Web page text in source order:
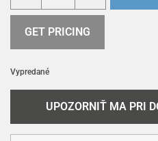
GET PRICING
Vypredané
UPOZORNIŤ MA PRI